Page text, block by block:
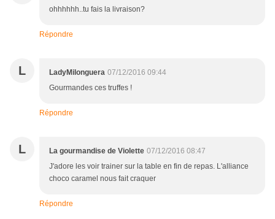
ohhhhhh..tu fais la livraison?
Répondre
L LadyMilonguera 07/12/2016 09:44
Gourmandes ces truffes !
Répondre
L La gourmandise de Violette 07/12/2016 08:47
J'adore les voir trainer sur la table en fin de repas. L'alliance
choco caramel nous fait craquer
Répondre